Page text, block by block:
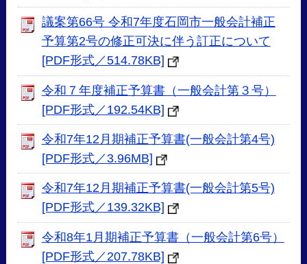
議案第66号 令和7年度石岡市一般会計補正
予算第2号の修正可決に伴う訂正について
[PDF形式／514.78KB]
令和７年度補正予算書（一般会計第３号）
[PDF形式／192.54KB]
令和7年12月期補正予算書(一般会計第4号)
[PDF形式／3.96MB]
令和7年12月期補正予算書(一般会計第5号)
[PDF形式／139.32KB]
令和8年1月期補正予算書（一般会計第6号）
[PDF形式／207.78KB]